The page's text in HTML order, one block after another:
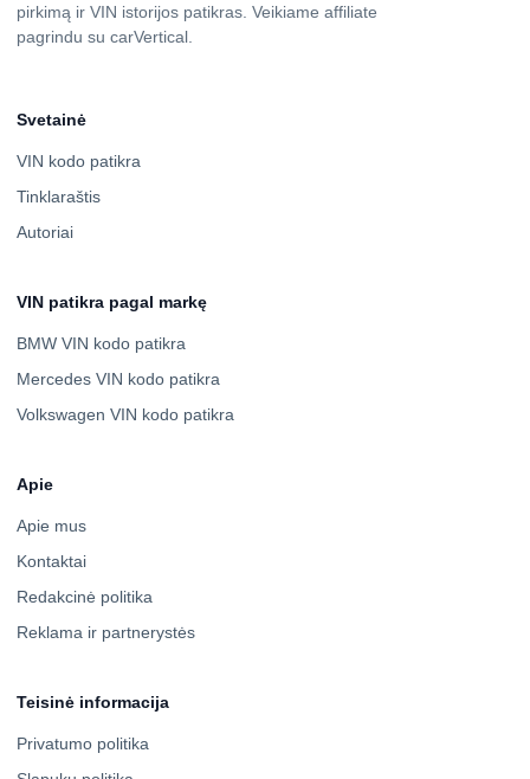
pirkimą ir VIN istorijos patikras. Veikiame affiliate
pagrindu su carVertical.
Svetainė
VIN kodo patikra
Tinklaraštis
Autoriai
VIN patikra pagal markę
BMW VIN kodo patikra
Mercedes VIN kodo patikra
Volkswagen VIN kodo patikra
Apie
Apie mus
Kontaktai
Redakcinė politika
Reklama ir partnerystės
Teisinė informacija
Privatumo politika